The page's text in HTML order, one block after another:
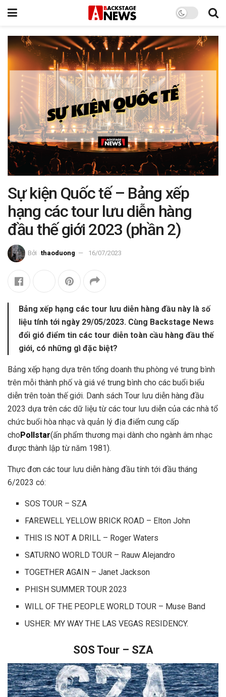
Sự kiện Quốc tế – Bảng xếp
hạng các tour lưu diễn hàng
đầu thế giới 2023 (phần 2)
Bởi thaoduong 16/07/2023
Bảng xếp hạng các tour lưu diễn hàng đầu này là số
liệu tính tới ngày 29/05/2023. Cùng Backstage News
đổi gió điểm tin các tour diễn toàn cầu hàng đầu thế
giới, có những gì đặc biệt?
Bảng xếp hạng dựa trên tổng doanh thu phòng vé trung bình
trên mỗi thành phố và giá vé trung bình cho các buổi biểu
diễn trên toàn thế giới. Danh sách Tour lưu diễn hàng đầu
2023 dựa trên các dữ liệu từ các tour lưu diễn của các nhà tổ
chức buổi hòa nhạc và quản lý địa điểm cung cấp
cho Pollstar(ấn phẩm thương mại dành cho ngành âm nhạc
được thành lập từ năm 1981).
Thực đơn các tour lưu diễn hàng đầu tính tới đầu tháng
6/2023 có:
SOS TOUR – SZA
FAREWELL YELLOW BRICK ROAD – Elton John
THIS IS NOT A DRILL – Roger Waters
SATURNO WORLD TOUR – Rauw Alejandro
TOGETHER AGAIN – Janet Jackson
PHISH SUMMER TOUR 2023
WILL OF THE PEOPLE WORLD TOUR – Muse Band
USHER: MY WAY THE LAS VEGAS RESIDENCY.
SOS Tour – SZA